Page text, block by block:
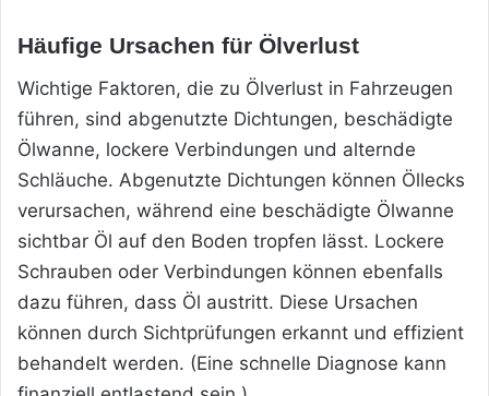
Häufige Ursachen für Ölverlust
Wichtige Faktoren, die zu Ölverlust in Fahrzeugen
führen, sind abgenutzte Dichtungen, beschädigte
Ölwanne, lockere Verbindungen und alternde
Schläuche. Abgenutzte Dichtungen können Öllecks
verursachen, während eine beschädigte Ölwanne
sichtbar Öl auf den Boden tropfen lässt. Lockere
Schrauben oder Verbindungen können ebenfalls
dazu führen, dass Öl austritt. Diese Ursachen
können durch Sichtprüfungen erkannt und effizient
behandelt werden. (Eine schnelle Diagnose kann